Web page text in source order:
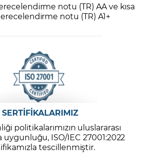
notu (TR) AA ve kısa
notu (TR) A1+
SERTİFİKALARIMIZ
politikalarımızın uluslararası
ISO/IEC 27001:2022
tescillenmiştir.